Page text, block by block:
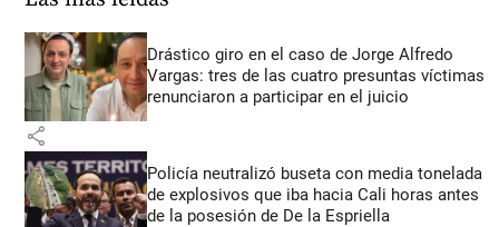
Drástico giro en el caso de Jorge Alfredo
Vargas: tres de las cuatro presuntas víctimas
renunciaron a participar en el juicio
share
Policía neutralizó buseta con media tonelada
de explosivos que iba hacia Cali horas antes
de la posesión de De la Espriella